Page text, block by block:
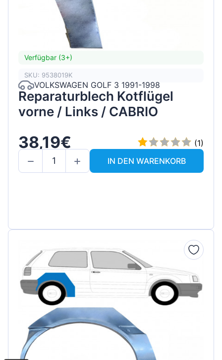
Verfügbar (3+)
SKU: 9538019K
VOLKSWAGEN GOLF 3 1991-1998
Reparaturblech Kotflügel
vorne / Links / CABRIO
38,19€
(1)
IN DEN WARENKORB